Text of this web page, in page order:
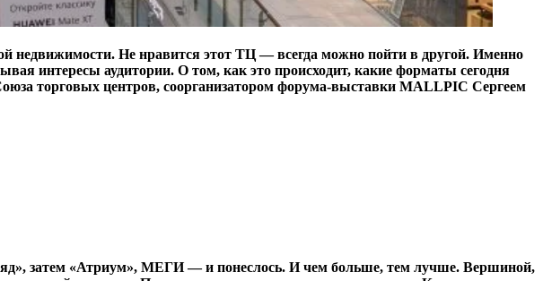
недвижимости. Не нравится этот ТЦ — всегда можно пойти в другой. Именно
интересы аудитории. О том, как это происходит, какие форматы сегодня
торговых центров, соорганизатором форума-выставки MALLPIC Сергеем
затем «Атриум», МЕГИ — и понеслось. И чем больше, тем лучше. Вершиной,